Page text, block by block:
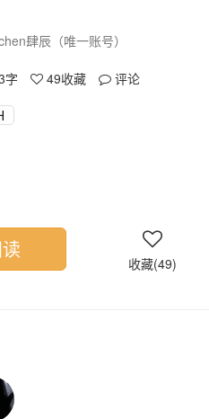
肆辰（唯一账号）
字 49收藏 评论
收藏(49)